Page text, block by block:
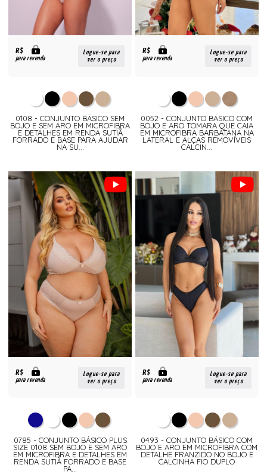
R$
para revenda
Logue-se para
ver o preço
0108 - CONJUNTO BÁSICO SEM
BOJO E SEM ARO EM MICROFIBRA
E DETALHES EM RENDA SUTIÃ
FORRADO E BASE PARA AJUDAR
NA SU...
R$
para revenda
Logue-se para
ver o preço
0052 - CONJUNTO BÁSICO COM
BOJO E ARO TOMARA QUE CAIA
EM MICROFIBRA BARBATANA NA
LATERAL E ALÇAS REMOVÍVEIS
CALCIN...
R$
para revenda
Logue-se para
ver o preço
0785 - CONJUNTO BÁSICO PLUS
SIZE 0108 SEM BOJO E SEM ARO
EM MICROFIBRA E DETALHES EM
RENDA SUTIÃ FORRADO E BASE
PA...
R$
para revenda
Logue-se para
ver o preço
0493 - CONJUNTO BÁSICO COM
BOJO E ARO EM MICROFIBRA COM
DETALHE FRANZIDO NO BOJO E
CALCINHA FIO DUPLO